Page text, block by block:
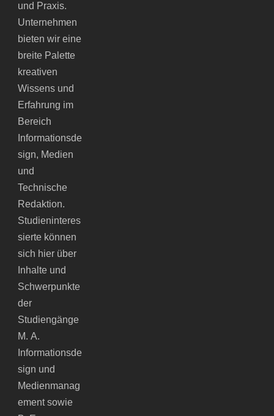
und Praxis.
Unternehmen
bieten wir eine
breite Palette
kreativen
Wissens und
Erfahrung im
Bereich
Informationsde
sign, Medien
und
Technische
Redaktion.
Studieninteres
sierte können
sich hier über
Inhalte und
Schwerpunkte
der
Studiengänge
M. A.
Informationsde
sign und
Medienmanag
ement sowie